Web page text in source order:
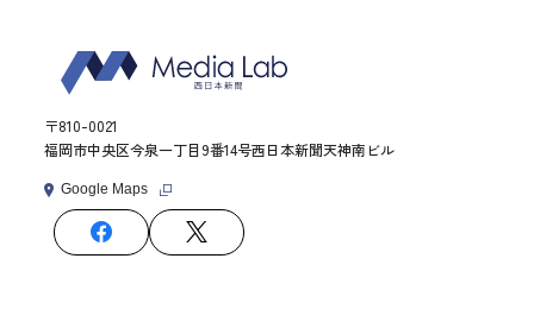
〒810-0021
福岡市中央区今泉一丁目9番14号西日本新聞天神南ビル
Google Maps